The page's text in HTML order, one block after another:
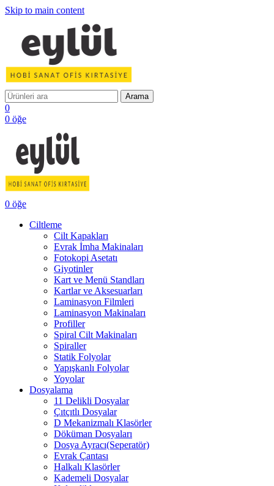
Skip to main content
Arama
0
0 öğe
0 öğe
Ciltleme
Cilt Kapakları
Evrak İmha Makinaları
Fotokopi Asetatı
Giyotinler
Kart ve Menü Standları
Kartlar ve Aksesuarları
Laminasyon Filmleri
Laminasyon Makinaları
Profiller
Spiral Cilt Makinaları
Spiraller
Statik Folyolar
Yapışkanlı Folyolar
Yoyolar
Dosyalama
11 Delikli Dosyalar
Çıtçıtlı Dosyalar
D Mekanizmalı Klasörler
Döküman Dosyaları
Dosya Ayracı(Seperatör)
Evrak Çantası
Halkalı Klasörler
Kademeli Dosyalar